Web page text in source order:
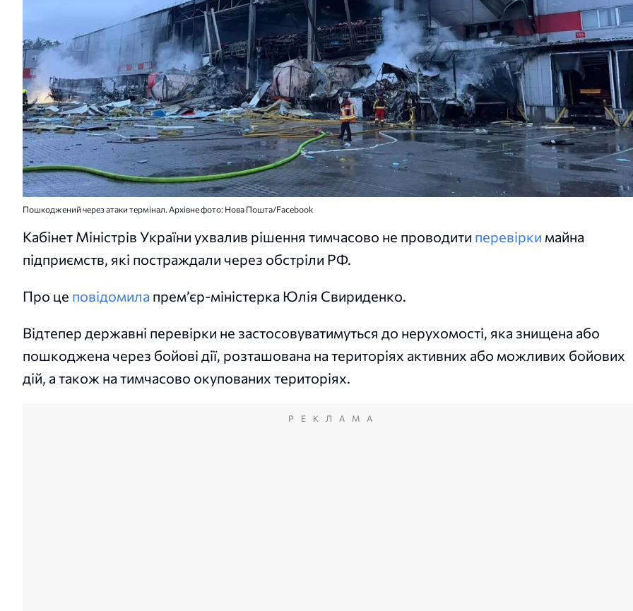
Пошкоджений через атаки термінал. Архівне фото: Нова Пошта/Facebook
Кабінет Міністрів України ухвалив рішення тимчасово не проводити перевірки майна
підприємств, які постраждали через обстріли РФ.
Про це повідомила прем’єр-міністерка Юлія Свириденко.
Відтепер державні перевірки не застосовуватимуться до нерухомості, яка знищена або
пошкоджена через бойові дії, розташована на територіях активних або можливих бойових
дій, а також на тимчасово окупованих територіях.
РЕКЛАМА